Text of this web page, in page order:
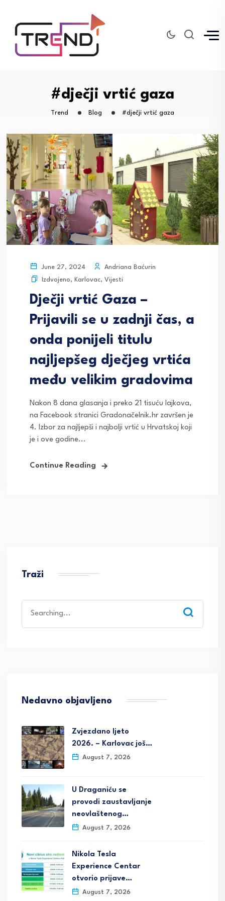
#dječji vrtić gaza
Trend Blog #dječji vrtić gaza
June 27, 2024
Andriana Baćurin
Izdvojeno, Karlovac, Vijesti
Dječji vrtić Gaza –
Prijavili se u zadnji čas, a
onda ponijeli titulu
najljepšeg dječjeg vrtića
među velikim gradovima
Nakon 8 dana glasanja i preko 21 tisuću lajkova,
na Facebook stranici Gradonačelnik.hr završen je
4. Izbor za najljepši i najbolji vrtić u Hrvatskoj koji
je i ove godine...
Continue Reading
Traži
for:
Nedavno objavljeno
Zvjezdano ljeto
2026. – Karlovac još…
August 7, 2026
U Draganiću se
provodi zaustavljanje
neovlaštenog…
August 7, 2026
Nikola Tesla
Experience Centar
otvorio prijave…
August 7, 2026